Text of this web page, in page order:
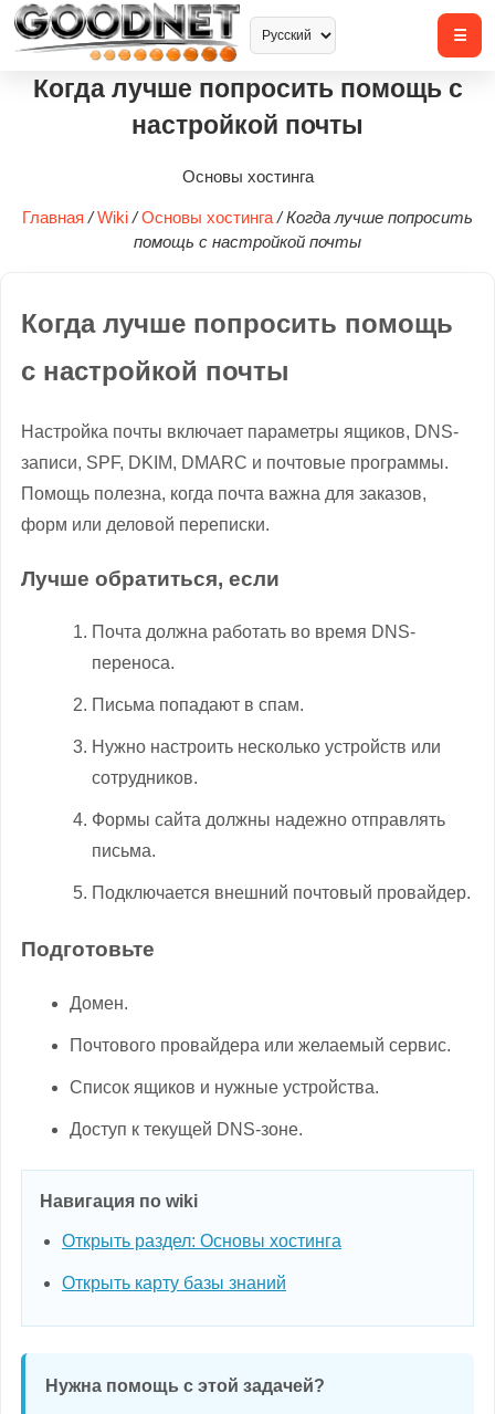
Когда лучше попросить помощь с
настройкой почты
Основы хостинга
Главная / Wiki / Основы хостинга / Когда лучше попросить
помощь с настройкой почты
Когда лучше попросить помощь
с настройкой почты
Настройка почты включает параметры ящиков, DNS-
записи, SPF, DKIM, DMARC и почтовые программы.
Помощь полезна, когда почта важна для заказов,
форм или деловой переписки.
Лучше обратиться, если
Почта должна работать во время DNS-
переноса.
Письма попадают в спам.
Нужно настроить несколько устройств или
сотрудников.
Формы сайта должны надежно отправлять
письма.
Подключается внешний почтовый провайдер.
Подготовьте
Домен.
Почтового провайдера или желаемый сервис.
Список ящиков и нужные устройства.
Доступ к текущей DNS-зоне.
Навигация по wiki
Открыть раздел: Основы хостинга
Открыть карту базы знаний
Нужна помощь с этой задачей?